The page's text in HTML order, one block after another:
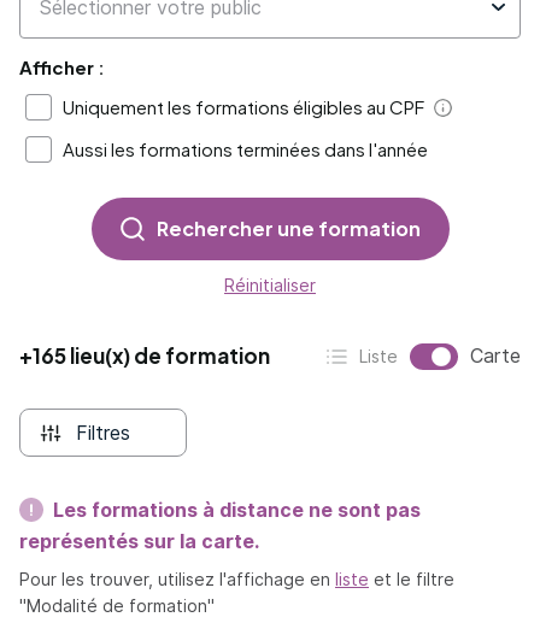
Afficher :
Uniquement les formations éligibles au CPF
Aide
Aussi les formations terminées dans l'année
Rechercher une formation
Réinitialiser
+165 lieu(x) de formation
Affichage :
Liste Carte
Filtres
Les formations à distance ne sont pas
représentés sur la carte.
Pour les trouver, utilisez l'affichage en liste et le filtre
"Modalité de formation"